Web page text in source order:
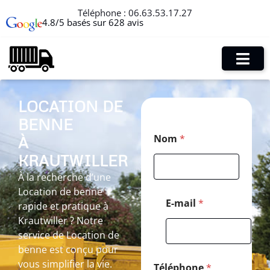
Téléphone : 06.63.53.17.27
4.8/5 basés sur 628 avis
LOCATION DE
BENNE
À
KRAUTWILLER
À la recherche d’une
Location de benne
rapide et pratique à
Krautwiller ? Notre
service de Location de
benne est conçu pour
vous simplifier la vie.
é
l
p
é
Nom *
E-mail *